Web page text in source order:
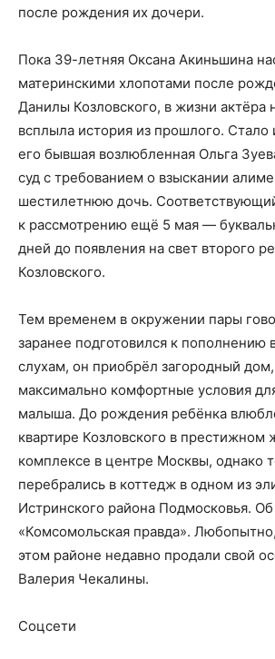
после рождения их дочери.
Пока 39-летняя Оксана Акиньшина
материнскими хлопотами после
Данилы Козловского, в жизни актёра
всплыла история из прошлого. Стало
его бывшая возлюбленная Ольга
суд с требованием о взыскании
шестилетнюю дочь.
к рассмотрению ещё 5 мая —
дней до появления на свет второго
Козловского.
Тем временем в окружении пары
заранее подготовился к пополнению
слухам, он приобрёл загородный
максимально комфортные условия
малыша. До рождения ребёнка
квартире Козловского в престижном
комплексе в центре Москвы, однако
перебрались в коттедж в одном из
Истринского района Подмосковья.
«Комсомольская правда».
этом районе недавно продали свой
Валерия Чекалины.
Соцсети